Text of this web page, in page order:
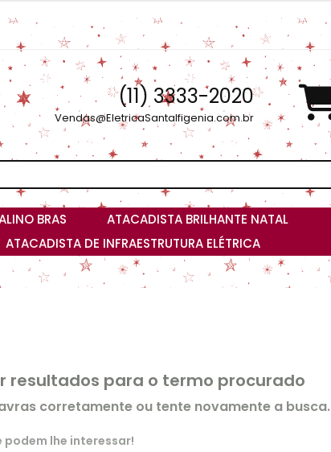
(11) 3333-2020
Vendas@EletricaSantaIfigenia.com.br
BRAS
ATACADISTA BRILHANTE NATAL
ATACADISTA DE INFRAESTRUTURA ELÉTRICA
resultados para o termo procurado
corretamente ou tente novamente a busca.
lhe interessar!